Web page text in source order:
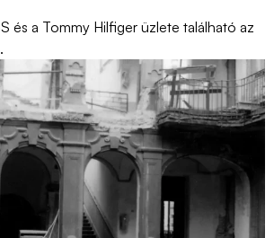
és a Tommy Hilfiger üzlete található az